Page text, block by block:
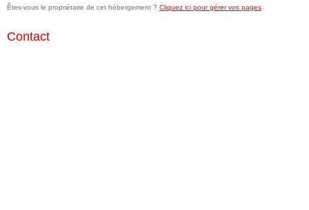
Êtes-vous le propriétaire de cet hébergement ? Cliquez ici pour gérer vos pages
Contact